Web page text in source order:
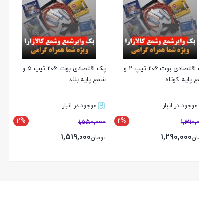
پک اقتصادی بوت 206 تیپ 2 و
پایه کوتاه
موجود در انبار
2%
1,290,000
پک اقتصادی بوت 206 تیپ 5 و
شمع پایه بلند
موجود در انبار
2% 1,550,000
تومان1,519,000